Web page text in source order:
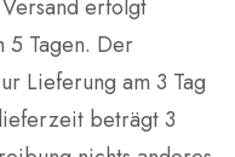
erfolgt
5 Tagen. Der
Lieferung am 3 Tag
beträgt 3